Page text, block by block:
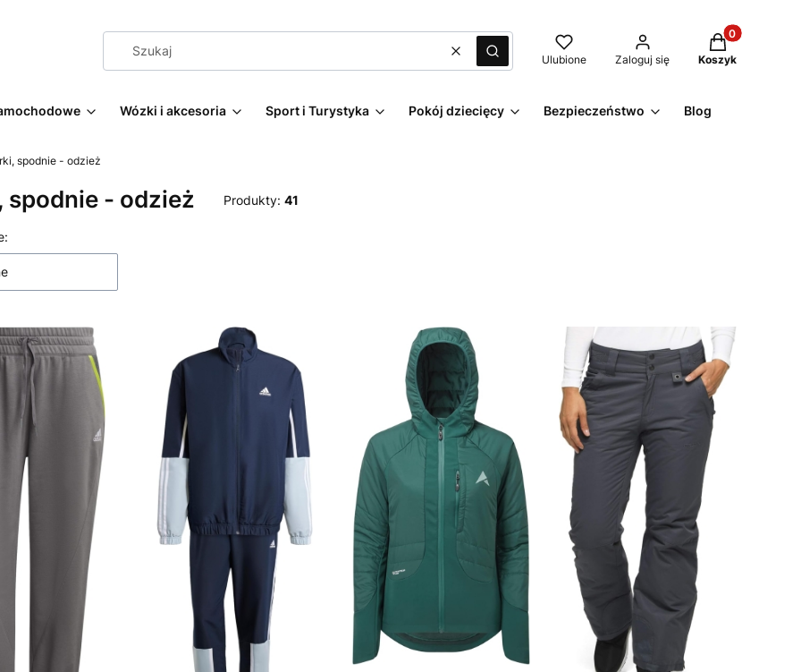
WyczyśćSzukaj Ulubione Zaloguj się
Produkty w
Koszyk
Wózki i akcesoria Sport i Turystyka Pokój dziecięcy Bezpieczeństwo Blog
spodnie - odzież
spodnie - odzież Produkty: 41